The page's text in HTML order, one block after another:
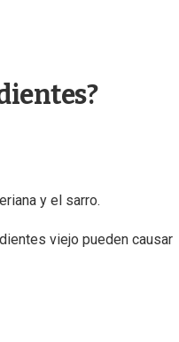
y el sarro.
viejo pueden causar